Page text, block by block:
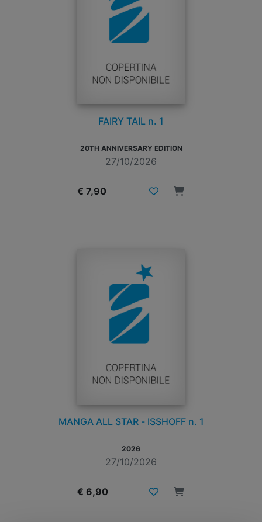
FAIRY TAIL n. 1
20TH ANNIVERSARY EDITION
27/10/2026
€ 7,90
MANGA ALL STAR - ISSHOFF n. 1
2026
27/10/2026
€ 6,90